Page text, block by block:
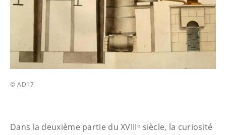
© AD17
Dans la deuxième partie du XVIIIe siècle, la curiosité